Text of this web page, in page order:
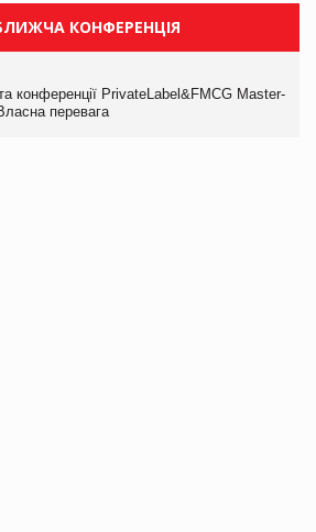
КОНФЕРЕНЦІЯ
конференції PrivateLabel&FMCG Master-
перевага